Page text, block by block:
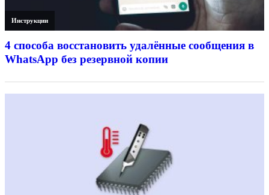
Инструкции
4 способа восстановить удалённые сообщения в
WhatsApp без резервной копии